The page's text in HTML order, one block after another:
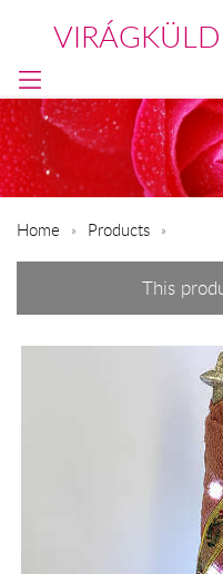
Home Products
This